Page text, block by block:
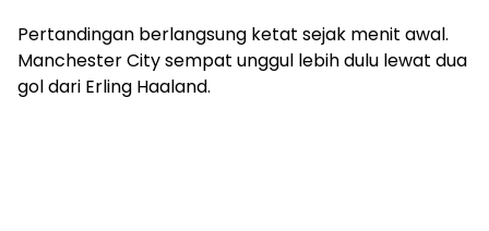
Pertandingan berlangsung ketat sejak menit awal.
Manchester City sempat unggul lebih dulu lewat dua
gol dari Erling Haaland.